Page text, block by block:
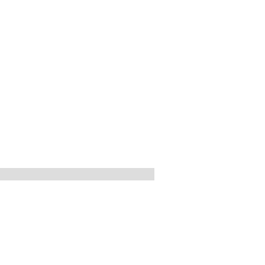
d'ostéophyte et de butoir osseux.
et/ou contention par appareillage rigide
stabilisation de l'articulation [arthrorise] par matériel